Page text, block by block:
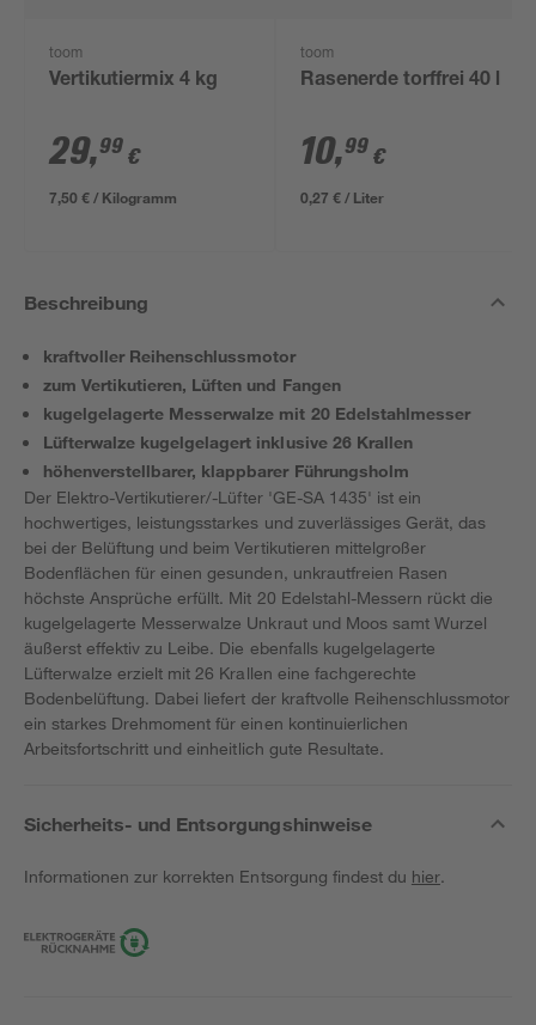
toom
Vertikutiermix 4 kg
29,99 €
7,50 € / Kilogramm
toom
Rasenerde torffrei 40 l
10,99 €
0,27 € / Liter
Beschreibung
kraftvoller Reihenschlussmotor
zum Vertikutieren, Lüften und Fangen
kugelgelagerte Messerwalze mit 20 Edelstahlmesser
Lüfterwalze kugelgelagert inklusive 26 Krallen
höhenverstellbarer, klappbarer Führungsholm
Der Elektro-Vertikutierer/-Lüfter 'GE-SA 1435' ist ein
hochwertiges, leistungsstarkes und zuverlässiges Gerät, das
bei der Belüftung und beim Vertikutieren mittelgroßer
Bodenflächen für einen gesunden, unkrautfreien Rasen
höchste Ansprüche erfüllt. Mit 20 Edelstahl-Messern rückt die
kugelgelagerte Messerwalze Unkraut und Moos samt Wurzel
äußerst effektiv zu Leibe. Die ebenfalls kugelgelagerte
Lüfterwalze erzielt mit 26 Krallen eine fachgerechte
Bodenbelüftung. Dabei liefert der kraftvolle Reihenschlussmotor
ein starkes Drehmoment für einen kontinuierlichen
Arbeitsfortschritt und einheitlich gute Resultate.
Sicherheits- und Entsorgungshinweise
Informationen zur korrekten Entsorgung findest du hier.